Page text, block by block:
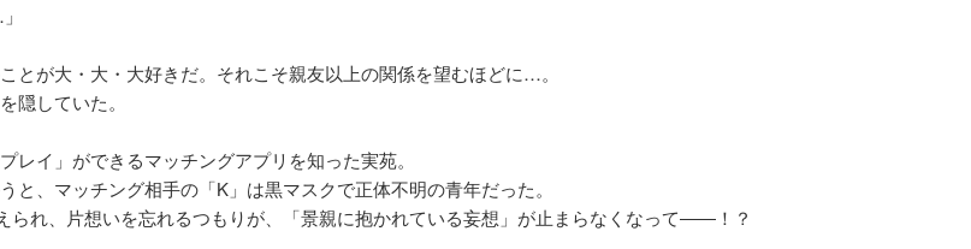
とが大・大・大好きだ。それこそ親友以上の関係を望むほどに…。
隠していた。
イ」ができるマッチングアプリを知った実苑。
、マッチング相手の「K」は黒マスクで正体不明の青年だった。
られ、片想いを忘れるつもりが、「景親に抱かれている妄想」が止まらなくなって――！？